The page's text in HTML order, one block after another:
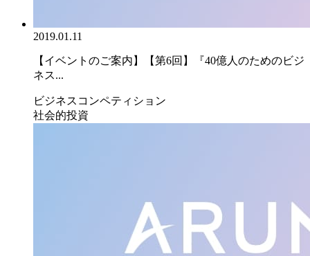
2019.01.11
【イベントのご案内】【第6回】『40億人のためのビジ
ネス...
ビジネスコンペティション
社会的投資